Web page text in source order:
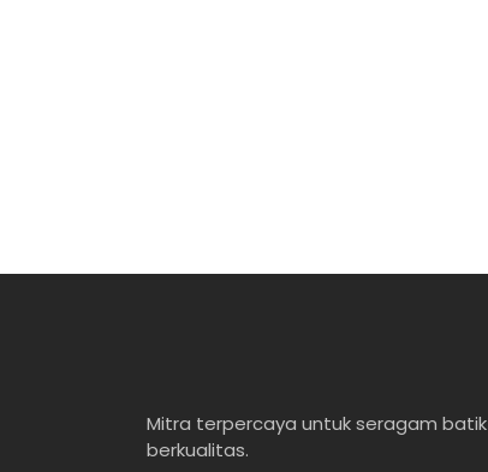
Mitra terpercaya untuk seragam batik
berkualitas.